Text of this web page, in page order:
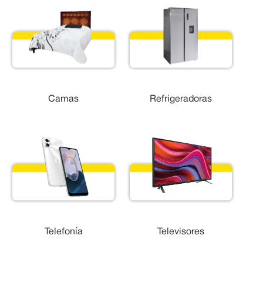
Camas Refrigeradoras
Telefonía Televisores